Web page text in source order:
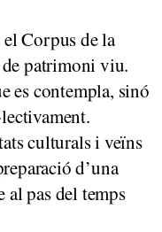
Corpus de la
de patrimoni viu.
es contempla, sinó
culturals i veïns
d’una
al pas del temps